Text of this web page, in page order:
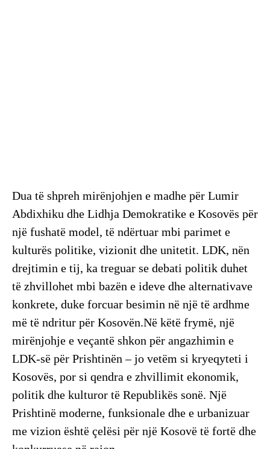
Dua të shpreh mirënjohjen e madhe për Lumir
Abdixhiku dhe Lidhja Demokratike e Kosovës për
një fushatë model, të ndërtuar mbi parimet e
kulturës politike, vizionit dhe unitetit. LDK, nën
drejtimin e tij, ka treguar se debati politik duhet
të zhvillohet mbi bazën e ideve dhe alternativave
konkrete, duke forcuar besimin në një të ardhme
më të ndritur për Kosovën.Në këtë frymë, një
mirënjohje e veçantë shkon për angazhimin e
LDK-së për Prishtinën – jo vetëm si kryeqyteti i
Kosovës, por si qendra e zhvillimit ekonomik,
politik dhe kulturor të Republikës sonë. Një
Prishtinë moderne, funksionale dhe e urbanizuar
me vizion është çelësi për një Kosovë të fortë dhe